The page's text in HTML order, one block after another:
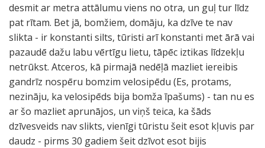
desmit ar metra attālumu viens no otra, un guļ tur līdz
pat rītam. Bet jā, bomžiem, domāju, ka dzīve te nav
slikta - ir konstanti silts, tūristi arī konstanti met ārā vai
pazaudē dažu labu vērtīgu lietu, tāpēc iztikas līdzekļu
netrūkst. Atceros, kā pirmajā nedēļā mazliet iereibis
gandrīz nospēru bomzim velosipēdu (Es, protams,
nezināju, ka velosipēds bija bomža īpašums) - tan nu es
ar šo mazliet aprunājos, un viņš teica, ka šāds
dzīvesveids nav slikts, vienīgi tūristu šeit esot kļuvis par
daudz - pirms 30 gadiem šeit dzīvot esot bijis